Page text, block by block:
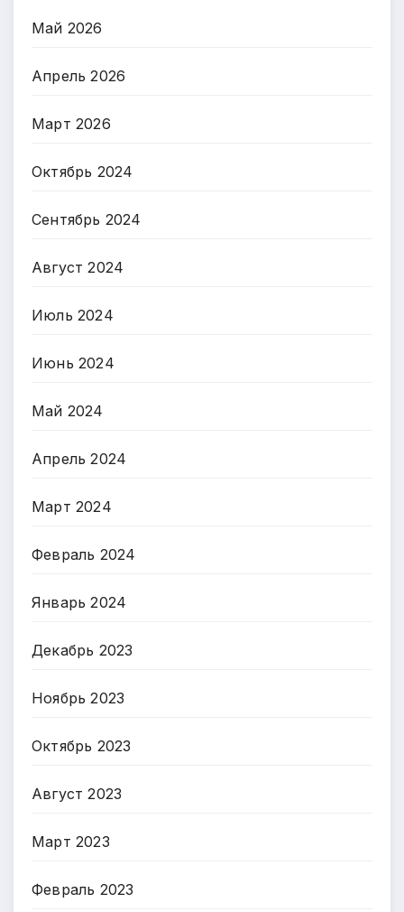
Май 2026
Апрель 2026
Март 2026
Октябрь 2024
Сентябрь 2024
Август 2024
Июль 2024
Июнь 2024
Май 2024
Апрель 2024
Март 2024
Февраль 2024
Январь 2024
Декабрь 2023
Ноябрь 2023
Октябрь 2023
Август 2023
Март 2023
Февраль 2023